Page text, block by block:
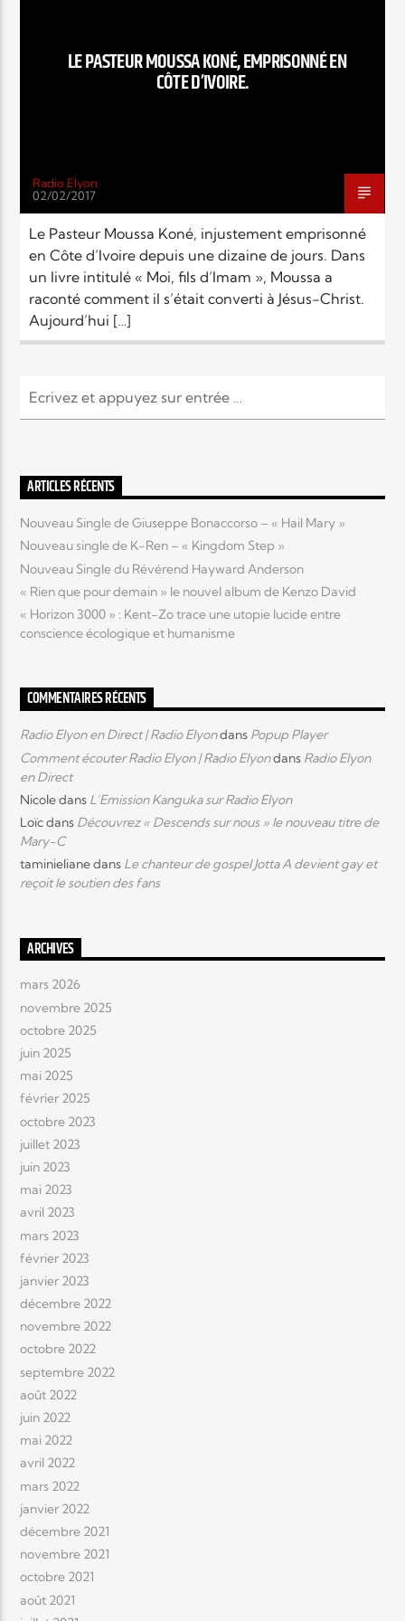
Radio Elyon
Elyon Rhema
Elyon Kids
LE PASTEUR MOUSSA KONÉ, EMPRISONNÉ EN
CÔTE D’IVOIRE.
Radio Elyon
02/02/2017
Le Pasteur Moussa Koné, injustement emprisonné
en Côte d’Ivoire depuis une dizaine de jours. Dans
un livre intitulé « Moi, fils d’Imam », Moussa a
raconté comment il s’était converti à Jésus-Christ.
Aujourd’hui […]
ARTICLES RÉCENTS
Nouveau Single de Giuseppe Bonaccorso – « Hail Mary »
Nouveau single de K-Ren – « Kingdom Step »
Nouveau Single du Révérend Hayward Anderson
« Rien que pour demain » le nouvel album de Kenzo David
« Horizon 3000 » : Kent-Zo trace une utopie lucide entre
conscience écologique et humanisme
COMMENTAIRES RÉCENTS
Radio Elyon en Direct | Radio Elyondans Popup Player
Comment écouter Radio Elyon | Radio Elyondans Radio Elyon
en Direct
Nicoledans L’Emission Kanguka sur Radio Elyon
Loïcdans Découvrez « Descends sur nous » le nouveau titre de
Mary-C
taminielianedans Le chanteur de gospel Jotta A devient gay et
reçoit le soutien des fans
ARCHIVES
mars 2026
novembre 2025
octobre 2025
juin 2025
mai 2025
février 2025
octobre 2023
juillet 2023
juin 2023
mai 2023
avril 2023
mars 2023
février 2023
janvier 2023
décembre 2022
novembre 2022
octobre 2022
septembre 2022
août 2022
juin 2022
mai 2022
avril 2022
mars 2022
janvier 2022
décembre 2021
novembre 2021
octobre 2021
août 2021